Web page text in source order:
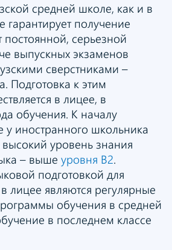
средней школе, как и в
гарантирует получение
постоянной, серьезной
выпускных экзаменов
сверстниками –
Подготовка к этим
в лицее, в
обучения. К началу
у иностранного школьника
уровень знания
– выше уровня B2.
подготовкой для
лицее являются регулярные
обучения в средней
в последнем классе